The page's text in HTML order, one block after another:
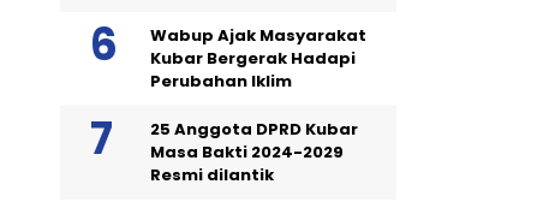
Wabup Ajak Masyarakat
Kubar Bergerak Hadapi
Perubahan Iklim
25 Anggota DPRD Kubar
Masa Bakti 2024-2029
Resmi dilantik